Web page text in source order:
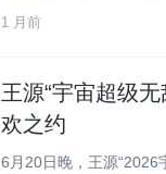
1 月前
王源“宇宙超级
欢之约
6月20日晚，王源“2026